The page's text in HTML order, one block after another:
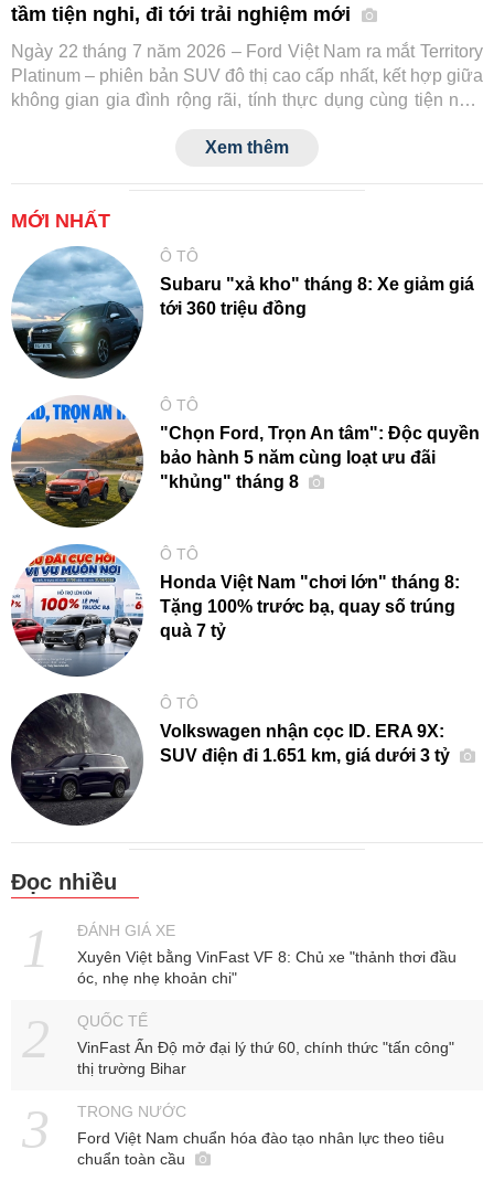
tầm tiện nghi, đi tới trải nghiệm mới
Ngày 22 tháng 7 năm 2026 – Ford Việt Nam ra mắt Territory
Platinum – phiên bản SUV đô thị cao cấp nhất, kết hợp giữa
không gian gia đình rộng rãi, tính thực dụng cùng tiện nghi
Xem thêm
MỚI NHẤT
Ô TÔ
Subaru "xả kho" tháng 8: Xe giảm giá
tới 360 triệu đồng
Ô TÔ
"Chọn Ford, Trọn An tâm": Độc quyền
bảo hành 5 năm cùng loạt ưu đãi
"khủng" tháng 8
Ô TÔ
Honda Việt Nam "chơi lớn" tháng 8:
Tặng 100% trước bạ, quay số trúng
quà 7 tỷ
Ô TÔ
Volkswagen nhận cọc ID. ERA 9X:
SUV điện đi 1.651 km, giá dưới 3 tỷ
Đọc nhiều
ĐÁNH GIÁ XE
Xuyên Việt bằng VinFast VF 8: Chủ xe "thảnh thơi đầu
óc, nhẹ nhẹ khoản chi"
QUỐC TẾ
VinFast Ấn Độ mở đại lý thứ 60, chính thức "tấn công"
thị trường Bihar
TRONG NƯỚC
Ford Việt Nam chuẩn hóa đào tạo nhân lực theo tiêu
chuẩn toàn cầu